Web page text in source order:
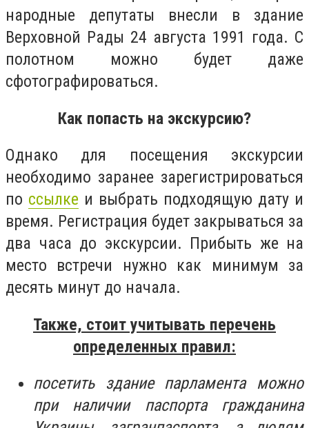
народные депутаты внесли в здание
Верховной Рады 24 августа 1991 года. С
полотном можно будет даже
сфотографироваться.
Как попасть на экскурсию?
Однако для посещения экскурсии
необходимо заранее зарегистрироваться
по ссылке и выбрать подходящую дату и
время. Регистрация будет закрываться за
два часа до экскурсии. Прибыть же на
место встречи нужно как минимум за
десять минут до начала.
Также, стоит учитывать перечень
определенных правил:
посетить здание парламента можно
при наличии паспорта гражданина